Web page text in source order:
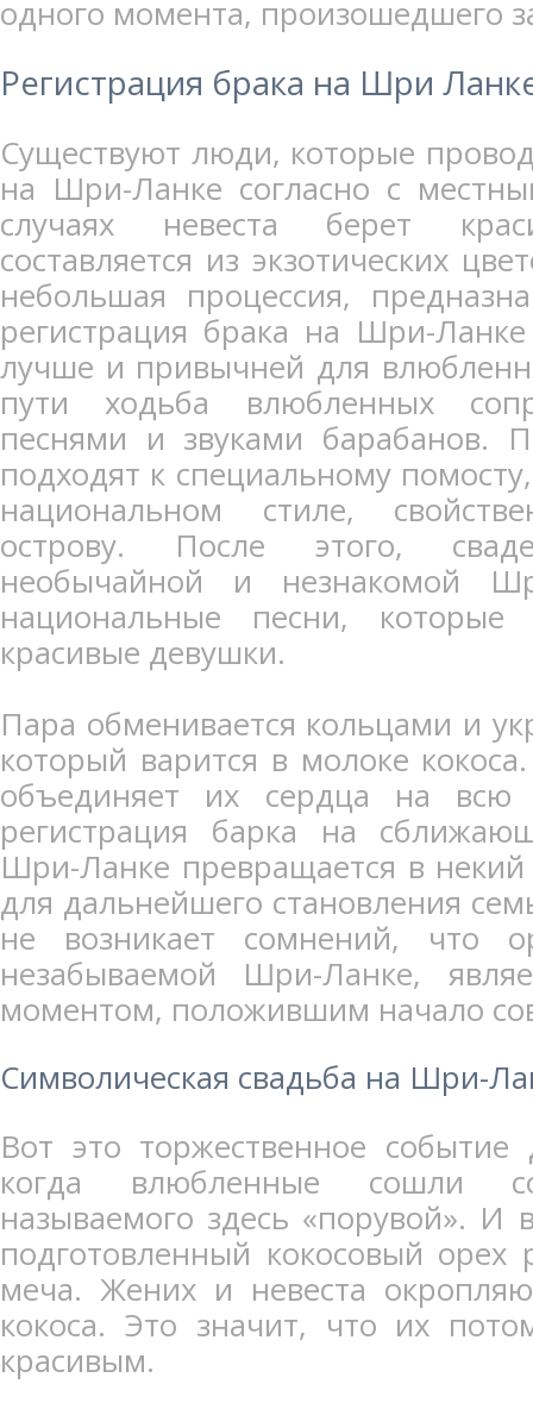
одного момента, произошедшего
Регистрация брака на Шри
Существуют люди, которые
на Шри-Ланке согласно с
случаях невеста берет
составляется из экзотических
небольшая процессия,
регистрация брака на Шри-
лучше и привычней для
пути ходьба влюбленных
песнями и звуками барабанов.
подходят к специальному
национальном стиле,
острову. После этого,
необычайной и незнакомой
национальные песни,
красивые девушки.
Пара обменивается кольцами и
который варится в молоке
объединяет их сердца на всю
регистрация барка на
Шри-Ланке превращается в
для дальнейшего становления
не возникает сомнений, что
незабываемой Шри-Ланке,
моментом, положившим начало
Символическая свадьба на Шри-
Вот это торжественное событие
когда влюбленные сошли
называемого здесь «порувой». И
подготовленный кокосовый
меча. Жених и невеста
кокоса. Это значит, что их
красивым.